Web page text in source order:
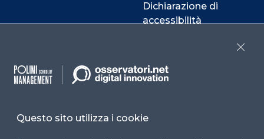
Dichiarazione di
accessibilità
Questo sito utilizza i cookie